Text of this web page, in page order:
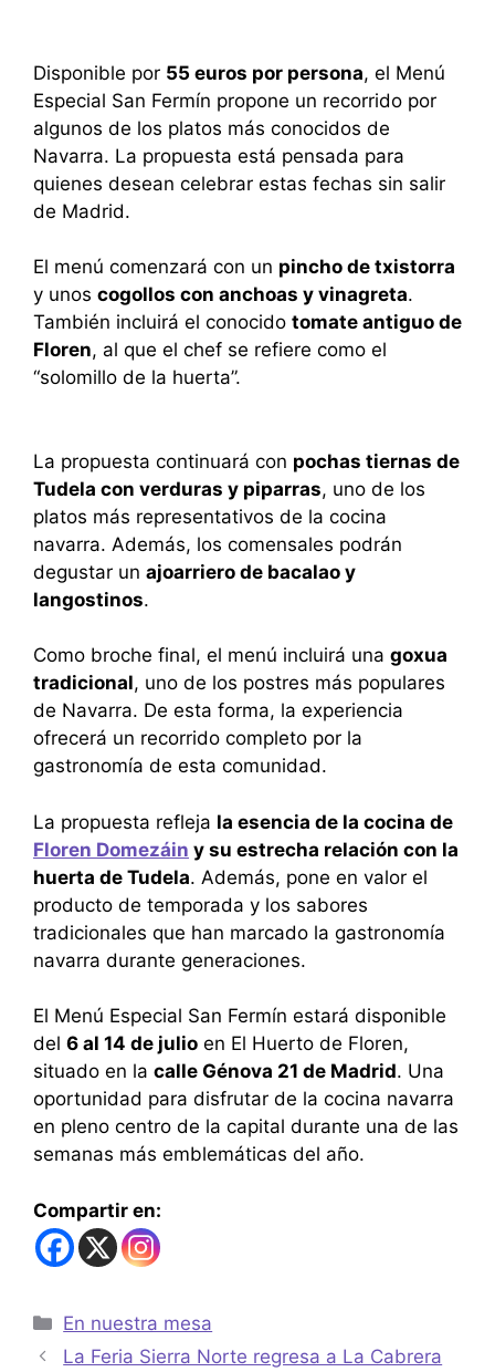
Disponible por 55 euros por persona, el Menú
Especial San Fermín propone un recorrido por
algunos de los platos más conocidos de
Navarra. La propuesta está pensada para
quienes desean celebrar estas fechas sin salir
de Madrid.
El menú comenzará con un pincho de txistorra
y unos cogollos con anchoas y vinagreta.
También incluirá el conocido tomate antiguo de
Floren, al que el chef se refiere como el
“solomillo de la huerta”.
La propuesta continuará con pochas tiernas de
Tudela con verduras y piparras, uno de los
platos más representativos de la cocina
navarra. Además, los comensales podrán
degustar un ajoarriero de bacalao y
langostinos.
Como broche final, el menú incluirá una goxua
tradicional, uno de los postres más populares
de Navarra. De esta forma, la experiencia
ofrecerá un recorrido completo por la
gastronomía de esta comunidad.
La propuesta refleja la esencia de la cocina de
Floren Domezáin y su estrecha relación con la
huerta de Tudela. Además, pone en valor el
producto de temporada y los sabores
tradicionales que han marcado la gastronomía
navarra durante generaciones.
El Menú Especial San Fermín estará disponible
del 6 al 14 de julio en El Huerto de Floren,
situado en la calle Génova 21 de Madrid. Una
oportunidad para disfrutar de la cocina navarra
en pleno centro de la capital durante una de las
semanas más emblemáticas del año.
Compartir en:
En nuestra mesa
La Feria Sierra Norte regresa a La Cabrera